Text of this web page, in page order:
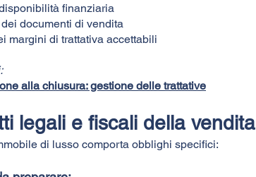
finanziaria
documenti di vendita
margini di trattativa accettabili
alla chiusura: gestione delle trattative
legali e fiscali della vendita
di lusso comporta obblighi specifici: